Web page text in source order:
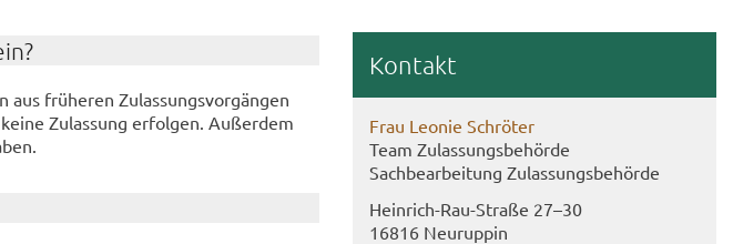
aus frü­he­ren Zu­las­sungs­vor­gän­gen
Zu­las­sung er­fol­gen. Au­ßer­dem
Kon­takt
Frau Leo­nie Schrö­ter
Team Zu­las­sungs­be­hör­de
Sach­be­ar­bei­tung Zu­las­sungs­be­hör­de
Heinrich-​​Rau-​Straße 27–30
16816 Neu­rup­pin